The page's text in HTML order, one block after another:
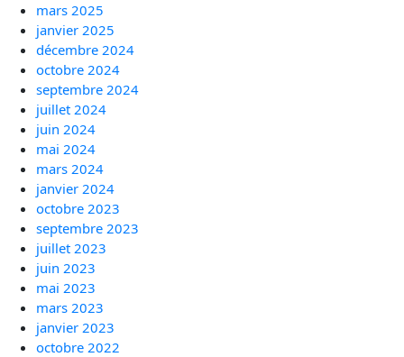
mars 2025
janvier 2025
décembre 2024
octobre 2024
septembre 2024
juillet 2024
juin 2024
mai 2024
mars 2024
janvier 2024
octobre 2023
septembre 2023
juillet 2023
juin 2023
mai 2023
mars 2023
janvier 2023
octobre 2022